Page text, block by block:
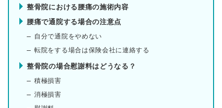
整骨院における腰痛の施術内容
腰痛で通院する場合の注意点
自分で通院をやめない
転院をする場合は保険会社に連絡する
整骨院の場合慰謝料はどうなる？
積極損害
消極損害